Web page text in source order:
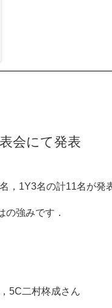
会にて発表
，1Y3名の計11名が発
強みです．
5C二村柊成さん